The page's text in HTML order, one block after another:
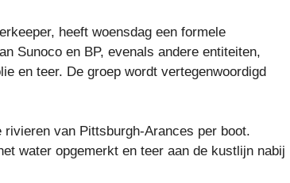
heeft woensdag een formele
Sunoco en BP, evenals andere entiteiten,
en teer. De groep wordt vertegenwoordigd
van Pittsburgh-Arances per boot.
water opgemerkt en teer aan de kustlijn nabij